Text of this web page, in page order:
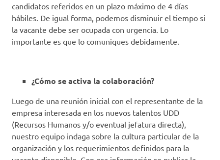
candidatos referidos en un plazo máximo de 4 días
hábiles. De igual forma, podemos disminuir el tiempo si
la vacante debe ser ocupada con urgencia. Lo
importante es que lo comuniques debidamente.
¿Cómo se activa la colaboración?
Luego de una reunión inicial con el representante de la
empresa interesada en los nuevos talentos UDD
(Recursos Humanos y/o eventual jefatura directa),
nuestro equipo indaga sobre la cultura particular de la
organización y los requerimientos definidos para la